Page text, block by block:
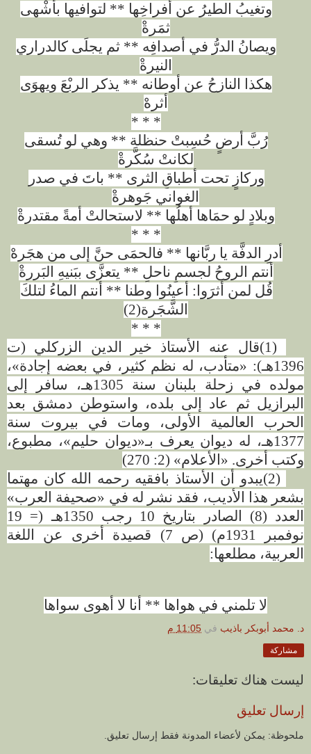
وتغيبُ الطيرُ عن أفراخِها ** لتوافيها بأشْهى
ثمَرةْ
ويصانُ الدرُّ في أصدافِه ** ثم يجلَى كالدراري
النيرةْ
هكذا النازحُ عن أوطانه ** يذكر الربْعَ ويهوَى
أثرهْ
* * *
رُبَّ أرضٍ حُسِبتْ حنظلة ** وهي لو تُسقى
لكانتْ سُكَّرةْ
وركازٍ تحت أطباقِ الثرى ** باتَ في صدر
الغواني جَوهرةْ
وبلادٍ لو حمَاها أهلُها ** لاستحالتْ أمةً مقتدرةْ
* * *
أدرِ الدفَّة يا ربَّانها ** فالحمَى حنَّ إلى من هجَرهْ
أنتم الروحُ لجسمٍ ناحلٍ ** يتعزَّى ببَنيهِ البَررةْ
قُل لمن أثرَوا: أعينُوا وطنا ** أنتم الماءُ لتلكَ
الشَّجَرة(2)
* * *
(1)قال عنه الأستاذ خير الدين الزركلي (ت
1396هـ): «متأدب، له نظم كثير، في بعضه إجادة»،
مولده في زحلة بلبنان سنة 1305هـ، سافر إلى
البرازيل ثم عاد إلى بلده، واستوطن دمشق بعد
الحرب العالمية الأولى، ومات في بيروت سنة
1377هـ، له ديوان يعرف بـ«ديوان حليم»، مطبوع،
وكتب أخرى. «الأعلام» (2: 270
(
(2)يبدو أن الأستاذ بافقيه رحمه الله كان مهتما
بشعر هذا الأديب، فقد نشر له في «صحيفة العرب»
العدد (8) الصادر بتاريخ 10 رجب 1350هـ (= 19
نوفمبر 1931م) (ص 7) قصيدة أخرى عن اللغة
العربية، مطلعها:
لا تلمني في هواها ** أنا لا أهوى سواها
د. محمد أبوبكر باذيب في 11:05 م
مشاركة
ليست هناك تعليقات:
إرسال تعليق
ملحوظة: يمكن لأعضاء المدونة فقط إرسال تعليق.